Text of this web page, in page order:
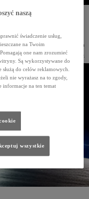
udaną próbę autonomicznego
przyszłości przyczyni się do poprawy
z przyczyn wypadków jest nagła utrata
liczby ofiar wypadków, Toyota
one wspierały kierowcę podczas jazdy.
naszą
świadczenie usług,
na Twoim
one nam zrozumieć
Są wykorzystywane do
służą do celów reklamowych.
nie wyrażasz na to zgody,
informacje na ten temat
wszystkie